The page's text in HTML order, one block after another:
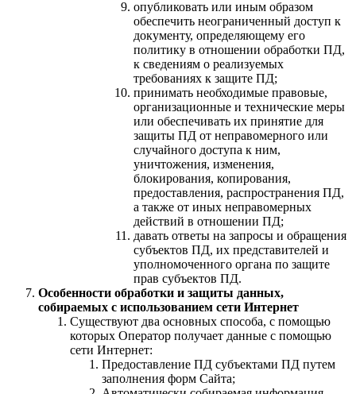
опубликовать или иным образом
обеспечить неограниченный доступ к
документу, определяющему его
политику в отношении обработки ПД,
к сведениям о реализуемых
требованиях к защите ПД;
принимать необходимые правовые,
организационные и технические меры
или обеспечивать их принятие для
защиты ПД от неправомерного или
случайного доступа к ним,
уничтожения, изменения,
блокирования, копирования,
предоставления, распространения ПД,
а также от иных неправомерных
действий в отношении ПД;
давать ответы на запросы и обращения
субъектов ПД, их представителей и
уполномоченного органа по защите
прав субъектов ПД.
Особенности обработки и защиты данных,
собираемых с использованием сети Интернет
Существуют два основных способа, с помощью
которых Оператор получает данные с помощью
сети Интернет:
Предоставление ПД субъектами ПД путем
заполнения форм Сайта;